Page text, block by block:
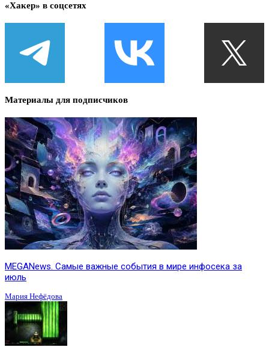
«Хакер» в соцсетях
Материалы для подписчиков
MEGANews. Cамые важные события в мире инфосека за
июль
Мария Нефёдова